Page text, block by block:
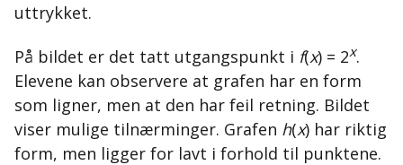
uttrykket.
På bildet er det tatt utgangspunkt i f(x) = 2x.
Elevene kan observere at grafen har en form
som ligner, men at den har feil retning. Bildet
viser mulige tilnærminger. Grafen h(x) har riktig
form, men ligger for lavt i forhold til punktene.